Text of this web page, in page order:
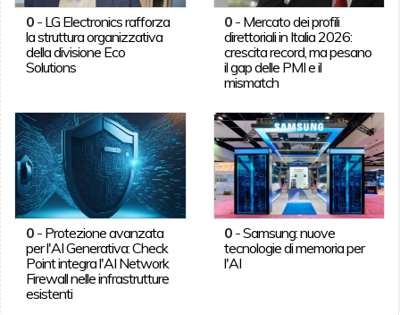
0- LG Electronics rafforza
la struttura organizzativa
della divisione Eco
Solutions
0 - Mercato dei profili
direttoriali in Italia 2026:
crescita record, ma pesano
il gap delle PMI e il
mismatch
0- Protezione avanzata
per l'AI Generativa: Check
Point integra l'AI Network
Firewall nelle infrastrutture
esistenti
0 -Samsung: nuove
tecnologie di memoria per
l'AI